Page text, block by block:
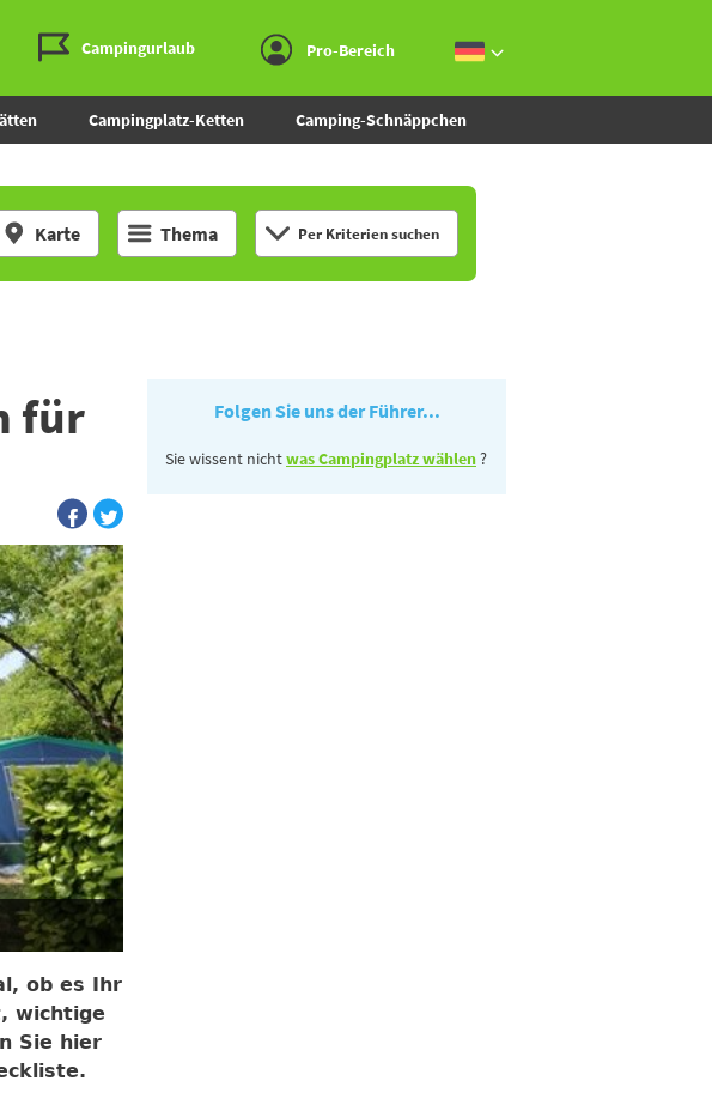
Campingurlaub Pro-Bereich
Campingplatz-Ketten Camping-Schnäppchen
Karte Thema Per Kriterien suchen
für
ob es Ihr
wichtige
Sie hier
Folgen Sie uns der Führer...
Sie wissent nichtwas Campingplatz wählen?